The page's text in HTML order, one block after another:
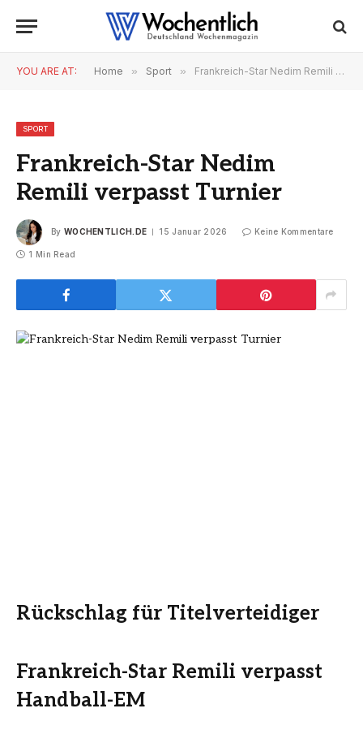
YOU ARE AT: Home » Sport » Frankreich-Star Nedim Remili verpasst Turnier
SPORT
Frankreich-Star Nedim
Remili verpasst Turnier
By WOCHENTLICH.DE 15 Januar 2026 Keine Kommentare
1 Min Read
Rückschlag für Titelverteidiger
Frankreich-Star Remili verpasst
Handball-EM